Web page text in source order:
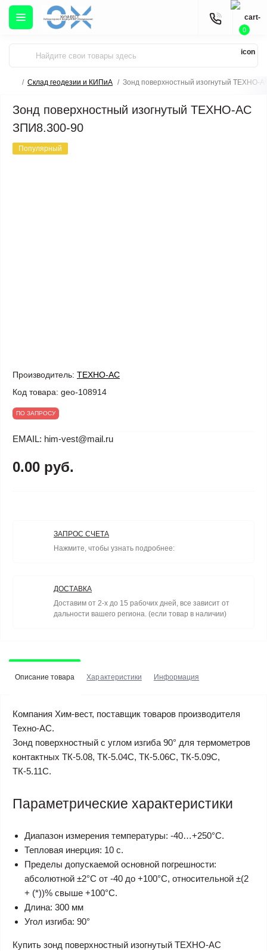
0
Склад геодезии и КИПиА Зонд поверхностный изогнутый ТЕХНО-
Зонд поверхностный изогнутый ТЕХНО-АС
ЗПИ8.300-90
Популярный
Производитель: ТЕХНО-АС
Код товара: geo-108914
ПО ЗАПРОСУ
EMAIL: him-vest@mail.ru
0.00 руб.
ЗАПРОС СЧЕТА
Нажмите, чтобы узнать подробнее:
ДОСТАВКА
Доставим от 2-х до 15 рабочих дней, все зависит от
дальности вашего региона. (если товар в наличии)
Описание товара Характеристики Информация
Компания Хим-вест, поставщик товаров производителя
Техно-АС.
Зонд поверхностный с углом изгиба 90° для термометров
контактных ТК-5.08, ТК-5.04С, ТК-5.06С, ТК-5.09С,
ТК-5.11С.
Параметрические характеристики
Диапазон измерения температуры: -40…+250°С.
Тепловая инерция: 10 с.
Пределы допускаемой основной погрешности:
абсолютной ±2°С от -40 до +100°С, относительной ±(2
+ (*))% свыше +100°С.
Длина: 300 мм
Угол изгиба: 90°
Купить зонд поверхностный изогнутый ТЕХНО-АС